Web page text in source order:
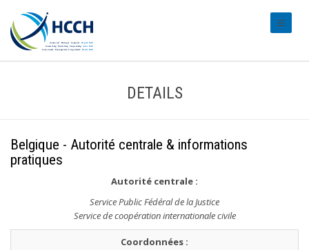
DETAILS
Belgique - Autorité centrale & informations
pratiques
Autorité centrale :
Service Public Fédéral de la Justice
Service de coopération internationale civile
Coordonnées :